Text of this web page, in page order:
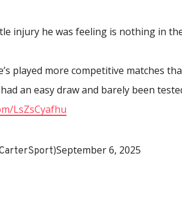
injury he was feeling is nothing in
played more competitive matches
an easy draw and barely been
LsZsCyafhu
September 6, 2025